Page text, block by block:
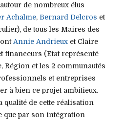
de nombreux élus
Achalme, Bernard Delcros et
de tous les Maires des
Annie Andrieux et Claire
financeurs (Etat représenté
Région et les 2 communautés
et entreprises
à bien ce projet ambitieux.
qualité de cette réalisation
que par son intégration